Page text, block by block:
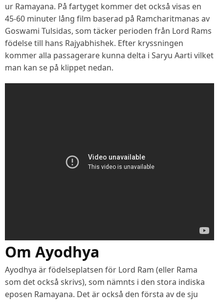
ur Ramayana. På fartyget kommer det också visas en
45-60 minuter lång film baserad på Ramcharitmanas av
Goswami Tulsidas, som täcker perioden från Lord Rams
födelse till hans Rajyabhishek. Efter kryssningen
kommer alla passagerare kunna delta i Saryu Aarti vilket
man kan se på klippet nedan.
Om Ayodhya
Ayodhya är födelseplatsen för Lord Ram (eller Rama
som det också skrivs), som nämnts i den stora indiska
eposen Ramayana. Det är också den första av de sju